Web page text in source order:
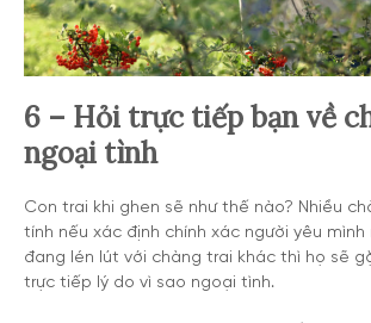
6 – Hỏi trực tiếp bạn về
ngoại tình
Con trai khi ghen sẽ như thế nào? Nhiều
tính nếu xác định chính xác người yêu
đang lén lút với chàng trai khác thì họ sẽ
trực tiếp lý do vì sao ngoại tình.